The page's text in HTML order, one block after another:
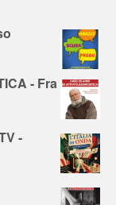
- Fra
-